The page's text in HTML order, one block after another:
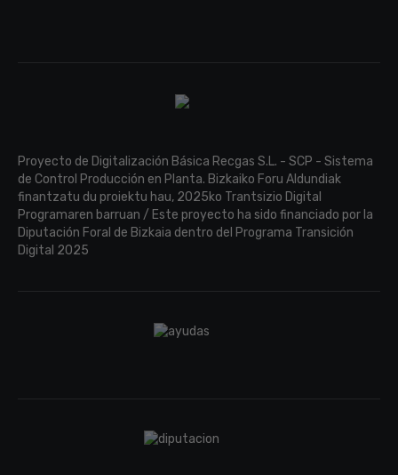
Proyecto de Digitalización Básica Recgas S.L. - SCP - Sistema
de Control Producción en Planta. Bizkaiko Foru Aldundiak
finantzatu du proiektu hau, 2025ko Trantsizio Digital
Programaren barruan / Este proyecto ha sido financiado por la
Diputación Foral de Bizkaia dentro del Programa Transición
Digital 2025